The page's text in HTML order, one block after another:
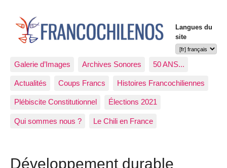
Langues du
site
Galerie d’Images Archives Sonores 50 ANS...
Actualités Coups Francs Histoires Francochiliennes
Plébiscite Constitutionnel Élections 2021
Qui sommes nous ? Le Chili en France
Développement durable